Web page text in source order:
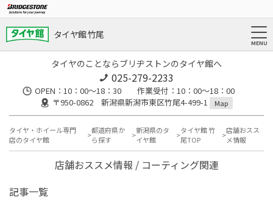
タイヤ館 竹尾
タイヤのことならブリヂストンのタイヤ館へ
025-279-2233
OPEN：10：00～18：30 作業受付：10：00～18：00
〒950-0862 新潟県新潟市東区竹尾4-499-1
Map
タイヤ・ホイール専門
店のタイヤ館
都道府県か
ら探す
新潟県のタ
イヤ館
タイヤ館 竹
尾TOP
店舗おスス
メ情報
店舗おススメ情報 / コーティング関連
記事一覧